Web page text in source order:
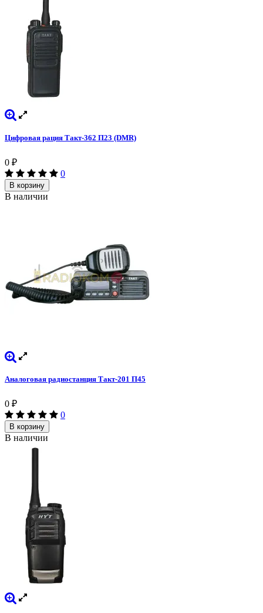
Цифровая рация Такт-362 П23 (DMR)
0 ₽
0
В корзину
В наличии
Аналоговая радиостанция Такт-201 П45
0 ₽
0
В корзину
В наличии